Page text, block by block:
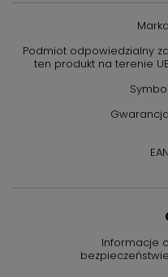
Uniwersalne
Montaż
GROHE ZEDRA C-
sprawdzi się w
nowoczesnych
uniwersalny design i
Prestiżowa
Marka
Podmiot odpowiedzialny za
ten produkt na terenie UE
Symbol
Gwarancja
EAN
Informacje o
bezpieczeństwie